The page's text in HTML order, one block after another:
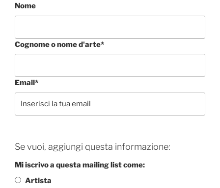
Nome
Cognome o nome d'arte*
Email*
Se vuoi, aggiungi questa informazione:
Mi iscrivo a questa mailing list come:
Artista